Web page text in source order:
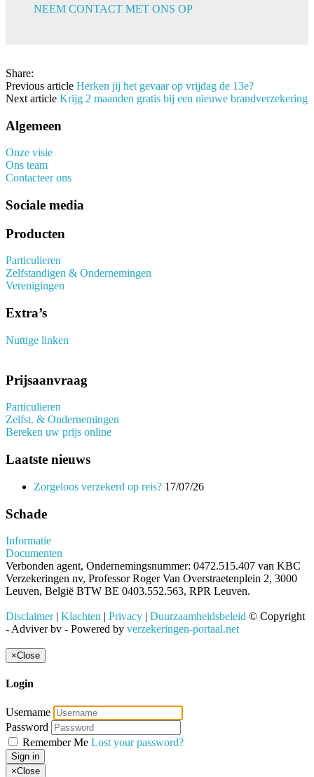
NEEM CONTACT MET ONS OP
Share:
Previous article Herken jij het gevaar op vrijdag de 13e?
Next article Krijg 2 maanden gratis bij een nieuwe brandverzekering
Algemeen
Onze visie
Ons team
Contacteer ons
Sociale media
Producten
Particulieren
Zelfstandigen & Ondernemingen
Verenigingen
Extra’s
Nuttige linken
Prijsaanvraag
Particulieren
Zelfst. & Ondernemingen
Bereken uw prijs online
Laatste nieuws
Zorgeloos verzekerd op reis? 17/07/26
Schade
Informatie
Documenten
Verbonden agent, Ondernemingsnummer: 0472.515.407 van KBC
Verzekeringen nv, Professor Roger Van Overstraetenplein 2, 3000
Leuven, België BTW BE 0403.552.563, RPR Leuven.
Disclaimer| Klachten | Privacy | Duurzaamheidsbeleid © Copyright
- Adviver bv - Powered by verzekeringen-portaal.net
×Close
Login
Username
Password
Remember Me Lost your password?
Sign in
×Close